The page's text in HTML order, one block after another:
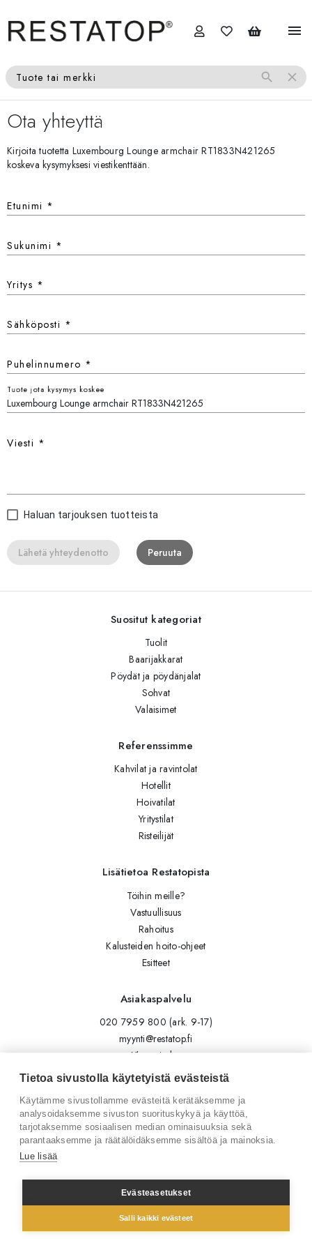
menu
Tuote tai merkki search close
Ota yhteyttä
Kirjoita tuotetta Luxembourg Lounge armchair RT1833N421265
koskeva kysymyksesi viestikenttään.
Etunimi *
Sukunimi *
Yritys *
Sähköposti *
Puhelinnumero *
Tuote jota kysymys koskee
Viesti *
Haluan tarjouksen tuotteista
Lähetä yhteydenotto Peruuta
Suositut kategoriat
Tuolit
Baarijakkarat
Pöydät ja pöydänjalat
Sohvat
Valaisimet
Referenssimme
Kahvilat ja ravintolat
Hotellit
Hoivatilat
Yritystilat
Risteilijät
Lisätietoa Restatopista
Töihin meille?
Vastuullisuus
Rahoitus
Kalusteiden hoito-ohjeet
Esitteet
Asiakaspalvelu
020 7959 800 (ark. 9-17)
myynti@restatop.fi
Yhteystiedot
Lähetä viesti
Seuraa meitä
Tilaa uutiskirje
Facebook
© 2026 Restatop Oy
Tietoa sivustolla käytetyistä evästeistä
Käytämme sivustollamme evästeitä kerätäksemme ja
analysoidaksemme sivuston suorituskykyä ja käyttöä,
tarjotaksemme sosiaalisen median ominaisuuksia sekä
parantaaksemme ja räätälöidäksemme sisältöä ja mainoksia.
Lue lisää
Evästeasetukset
Salli kaikki evästeet